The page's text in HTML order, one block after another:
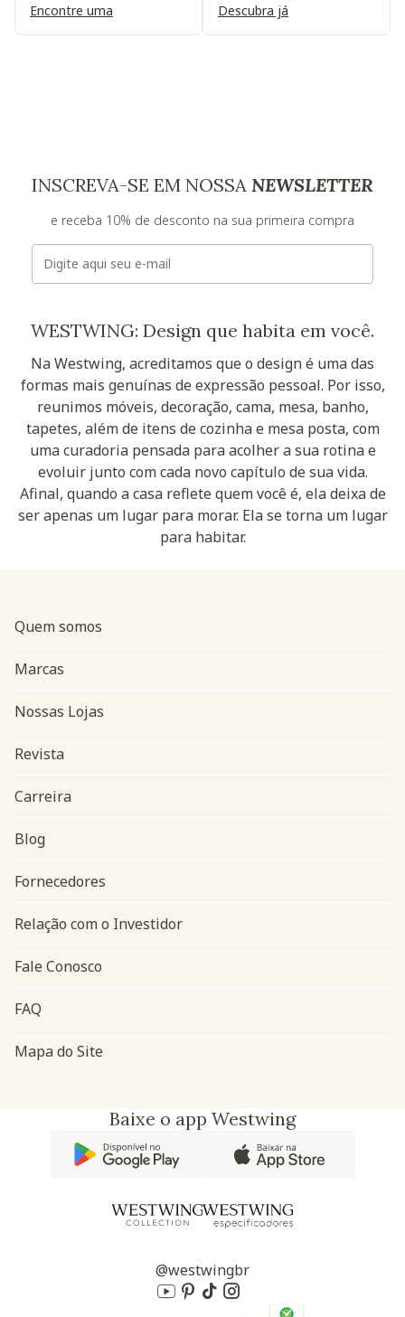
Encontre uma Descubra já
INSCREVA-SE EM NOSSA NEWSLETTER
e receba 10% de desconto na sua primeira compra
WESTWING: Design que habita em você.
Na Westwing, acreditamos que o design é uma das
formas mais genuínas de expressão pessoal. Por isso,
reunimos móveis, decoração, cama, mesa, banho,
tapetes, além de itens de cozinha e mesa posta, com
uma curadoria pensada para acolher a sua rotina e
evoluir junto com cada novo capítulo de sua vida.
Afinal, quando a casa reflete quem você é, ela deixa de
ser apenas um lugar para morar. Ela se torna um lugar
para habitar.
Navegação do rodapé
Quem somos
Marcas
Nossas Lojas
Revista
Carreira
Blog
Fornecedores
Relação com o Investidor
Fale Conosco
FAQ
Mapa do Site
Baixe o app Westwing
@westwingbr